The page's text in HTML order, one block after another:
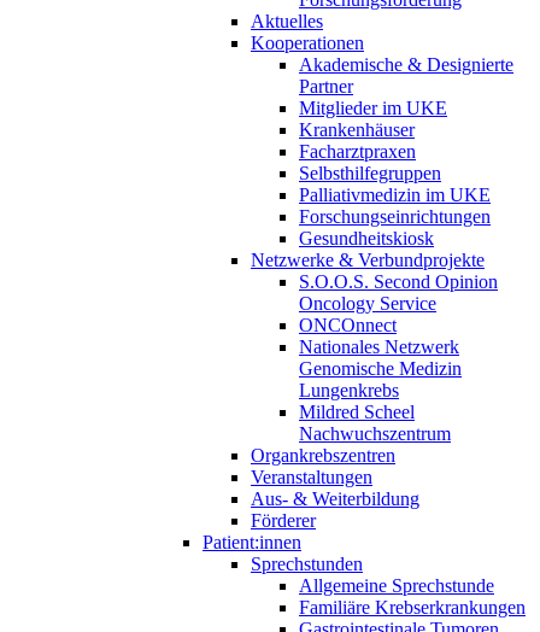
Aktuelles
Kooperationen
Akademische & Designierte
Partner
Mitglieder im UKE
Krankenhäuser
Facharztpraxen
Selbsthilfegruppen
Palliativmedizin im UKE
Forschungseinrichtungen
Gesundheitskiosk
Netzwerke & Verbundprojekte
S.O.O.S. Second Opinion
Oncology Service
ONCOnnect
Nationales Netzwerk
Genomische Medizin
Lungenkrebs
Mildred Scheel
Nachwuchszentrum
Organkrebszentren
Veranstaltungen
Aus- & Weiterbildung
Förderer
Patient:innen
Sprechstunden
Allgemeine Sprechstunde
Familiäre Krebserkrankungen